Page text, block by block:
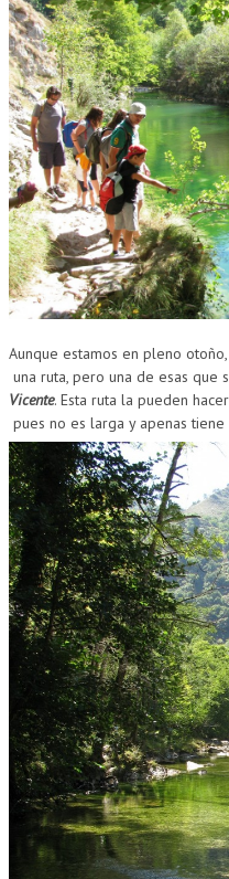
Aunque estamos en pleno
una ruta, pero una de esas que
Vicente. Esta ruta la pueden
pues no es larga y apenas